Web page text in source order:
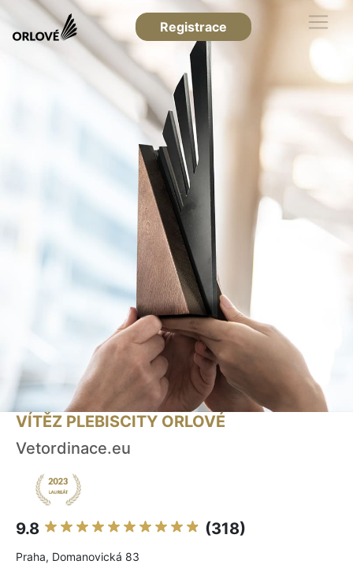
Registrace
VÍTĚZ PLEBISCITY ORLOVÉ
Vetordinace.eu
9.8 (318)
Praha, Domanovická 83